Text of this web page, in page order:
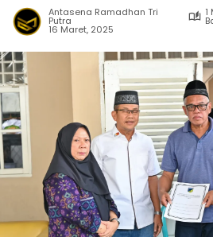
Antasena Ramadhan Tri
Putra
1
16 Maret, 2025